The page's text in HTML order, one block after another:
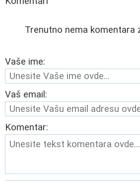
Trenutno nema komentara
Vaše ime:
Vaš email:
Komentar: